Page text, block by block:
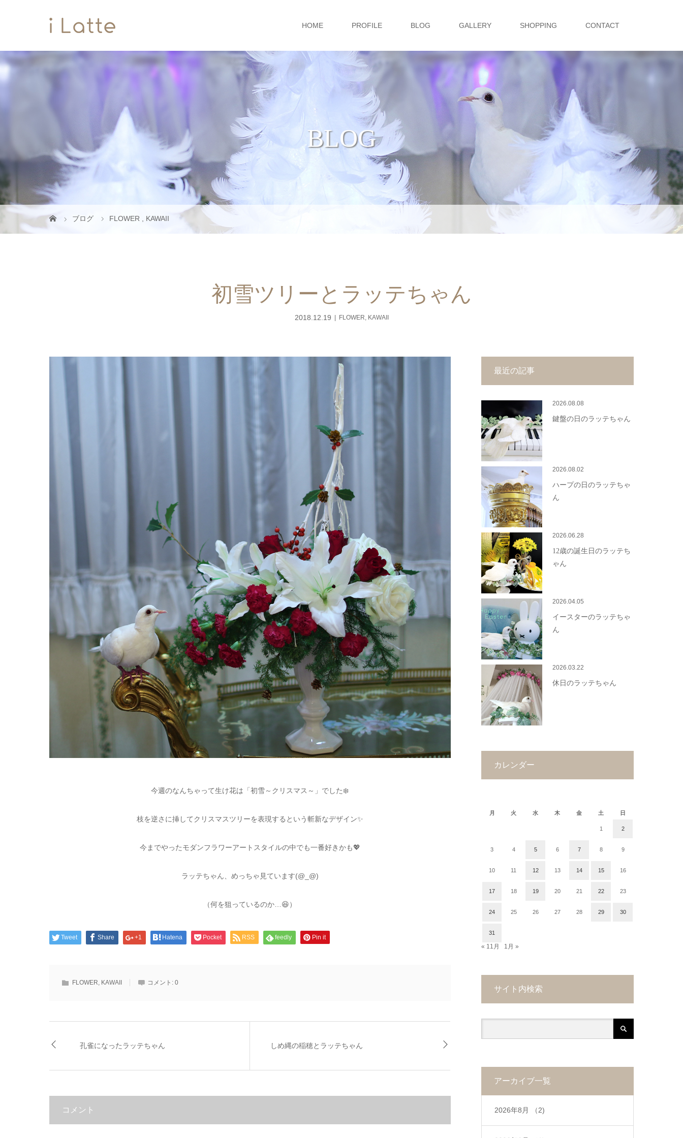
HOME PROFILE BLOG GALLERY SHOPPING CONTACT
BLOG
ブログ FLOWER KAWAII
初雪ツリーとラッテちゃん
2018.12.19 FLOWER, KAWAII
今週のなんちゃって生け花は「初雪～クリスマス～」でした❄️
枝を逆さに挿してクリスマスツリーを表現するという斬新なデザイン✨
今までやったモダンフラワーアートスタイルの中でも一番好きかも💖
ラッテちゃん、めっちゃ見ています(@_@)
（何を狙っているのか… 😆）
Tweet Share +1 Hatena Pocket RSS feedly Pin it
FLOWER KAWAII コメント: 0
孔雀になったラッテちゃん しめ縄の稲穂とラッテちゃん
コメント
最近の記事
2026.08.08
鍵盤の日のラッテちゃん
2026.08.02
ハープの日のラッテちゃ
ん
2026.06.28
12歳の誕生日のラッテち
ゃん
2026.04.05
イースターのラッテちゃ
ん
2026.03.22
休日のラッテちゃん
カレンダー
月
火 水 木 金 土 日
1 2
3 4 5 6 7 8 9
10 11 12 13 14 15 16
17 18 19 20 21 22 23
24 25 26 27 28 29 30
31
« 11月 1月 »
サイト内検索
アーカイブ一覧
2026年8月 （2)